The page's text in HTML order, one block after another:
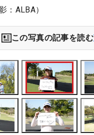
：ALBA）
この写真の記事を読む